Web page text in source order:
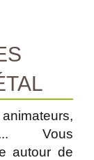
Vous
autour de